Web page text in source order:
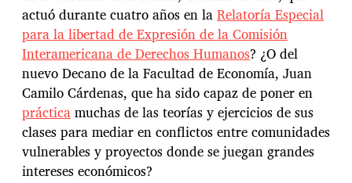
actuó durante cuatro años en laRelatoría Especial
para la libertad de Expresión de la Comisión
Interamericana de Derechos Humanos? ¿O del
nuevo Decano de la Facultad de Economía, Juan
Camilo Cárdenas, que ha sido capaz de poner en
prácticamuchas de las teorías y ejercicios de sus
clases para mediar en conflictos entre comunidades
vulnerables y proyectos donde se juegan grandes
intereses económicos?